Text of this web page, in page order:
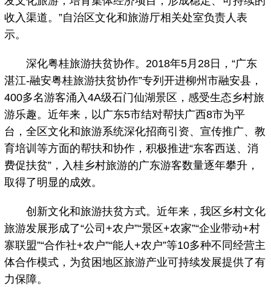
收入渠道。”自治区文化和旅游厅相关处室负责人表
示。
深化粤桂旅游扶贫协作。2018年5月28日，“广东
湛江-融安粤桂旅游扶贫协作”专列开进柳州市融安县，
400多名游客涌入4A级石门仙湖景区，感受生态乡村旅
游乐趣。近年来，以广东5市结对帮扶广西8市为平
台，全区文化和旅游系统深化招商引资、宣传推广、教
育培训等方面的帮扶和协作，积极推进“东客西送、消
费促扶贫”，入桂乡村旅游的广东游客数量逐年攀升，
取得了明显的成效。
创新文化和旅游扶贫方式。近年来，我区乡村文化
旅游发展形成了“公司+农户”“景区+农家”“企业带动+村
寨联盟”“合作社+农户”“能人+农户”等10多种不同经营主
体合作模式，为贫困地区旅游产业可持续发展提供了有
力保障。